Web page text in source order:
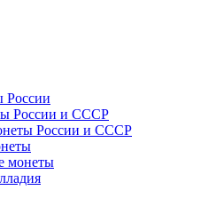
России
России и СССР
России и СССР
монеты